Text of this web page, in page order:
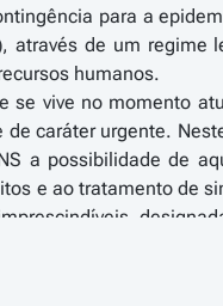
para a
através de um
humanos.
se vive no momento
de caráter urgente.
a possibilidade de
e ao tratamento de